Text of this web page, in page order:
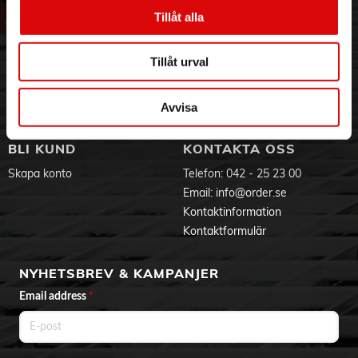
Tillåt alla
Tillåt urval
Avvisa
Kan även ha nedan beteckningar
L544
K28L
2CR1/3N
4LR44P
Visselblåsning
Aktuellt på Order
Service & Support
Godsefterlysning & Felleverans
Integritetspolicy
Om cookies
BLI KUND
Skapa konto
KONTAKTA OSS
Telefon: 042 - 25 23 00
Email: info@order.se
Kontaktinformation
Kontaktformulär
NYHETSBREV & KAMPANJER
Email address *